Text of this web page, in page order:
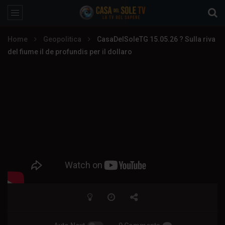
Home Geopolitica
CasaDelSoleTG 15.05.26 ? Sulla riva
del fiume il de profundis per il dollaro